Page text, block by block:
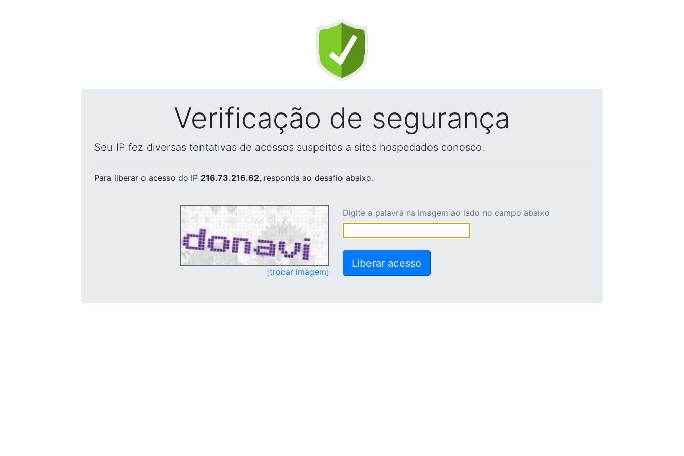
Verificação de segurança
Seu IP fez diversas tentativas de acessos suspeitos a sites hospedados conosco.
Para liberar o acesso do IP 216.73.216.62, responda ao desafio abaixo.
[trocar imagem]
Digite a palavra na imagem ao lado no campo abaixo